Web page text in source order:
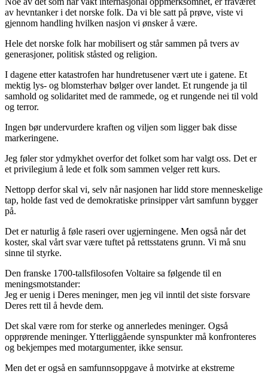
av hevntanker i det norske folk. Da vi ble satt på prøve, viste vi
gjennom handling hvilken nasjon vi ønsker å være.
Hele det norske folk har mobilisert og står sammen på tvers av
generasjoner, politisk ståsted og religion.
I dagene etter katastrofen har hundretusener vært ute i gatene. Et
mektig lys- og blomsterhav bølger over landet. Et rungende ja til
samhold og solidaritet med de rammede, og et rungende nei til vold
og terror.
Ingen bør undervurdere kraften og viljen som ligger bak disse
markeringene.
Jeg føler stor ydmykhet overfor det folket som har valgt oss. Det er
et privilegium å lede et folk som sammen velger rett kurs.
Nettopp derfor skal vi, selv når nasjonen har lidd store menneskelige
tap, holde fast ved de demokratiske prinsipper vårt samfunn bygger
på.
Det er naturlig å føle raseri over ugjerningene. Men også når det
koster, skal vårt svar være tuftet på rettsstatens grunn. Vi må snu
sinne til styrke.
Den franske 1700-tallsfilosofen Voltaire sa følgende til en
meningsmotstander:
Jeg er uenig i Deres meninger, men jeg vil inntil det siste forsvare
Deres rett til å hevde dem.
Det skal være rom for sterke og annerledes meninger. Også
opprørende meninger. Ytterliggående synspunkter må konfronteres
og bekjempes med motargumenter, ikke sensur.
Men det er også en samfunnsoppgave å motvirke at ekstreme